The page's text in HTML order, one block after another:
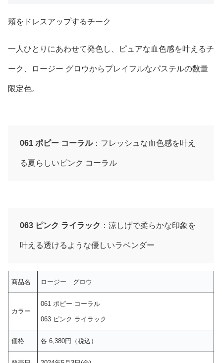
頬をドレスアップするチーク
一人ひとりにあわせて発色し、ピュアな血色感を叶えるチ
ーク、ロージー グロウからプレイフルなパステルの数量
限定色。
061 ポピー コーラル：フレッシュな血色感を叶え
る夏らしいピンク コーラル
063 ピンク ライラック ：涼しげで柔らかな印象を
叶える透けるような優しいラベンダー
商品名 ロージー グロウ
カラー
061 ポピー コーラル
063 ピンク ライラック
価格 各 6,380円（税込）